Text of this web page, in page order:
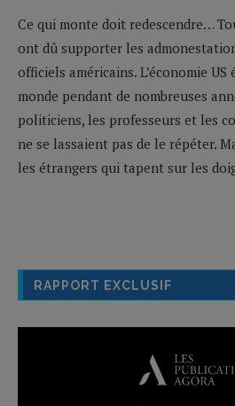
Ce qui monte doit redescendre…
ont dû supporter les
officiels américains. L’économie
monde pendant de nombreuses
politiciens, les professeurs et les
ne se lassaient pas de le répéter.
les étrangers qui tapent sur les
RAPPORT EXCLUSIF